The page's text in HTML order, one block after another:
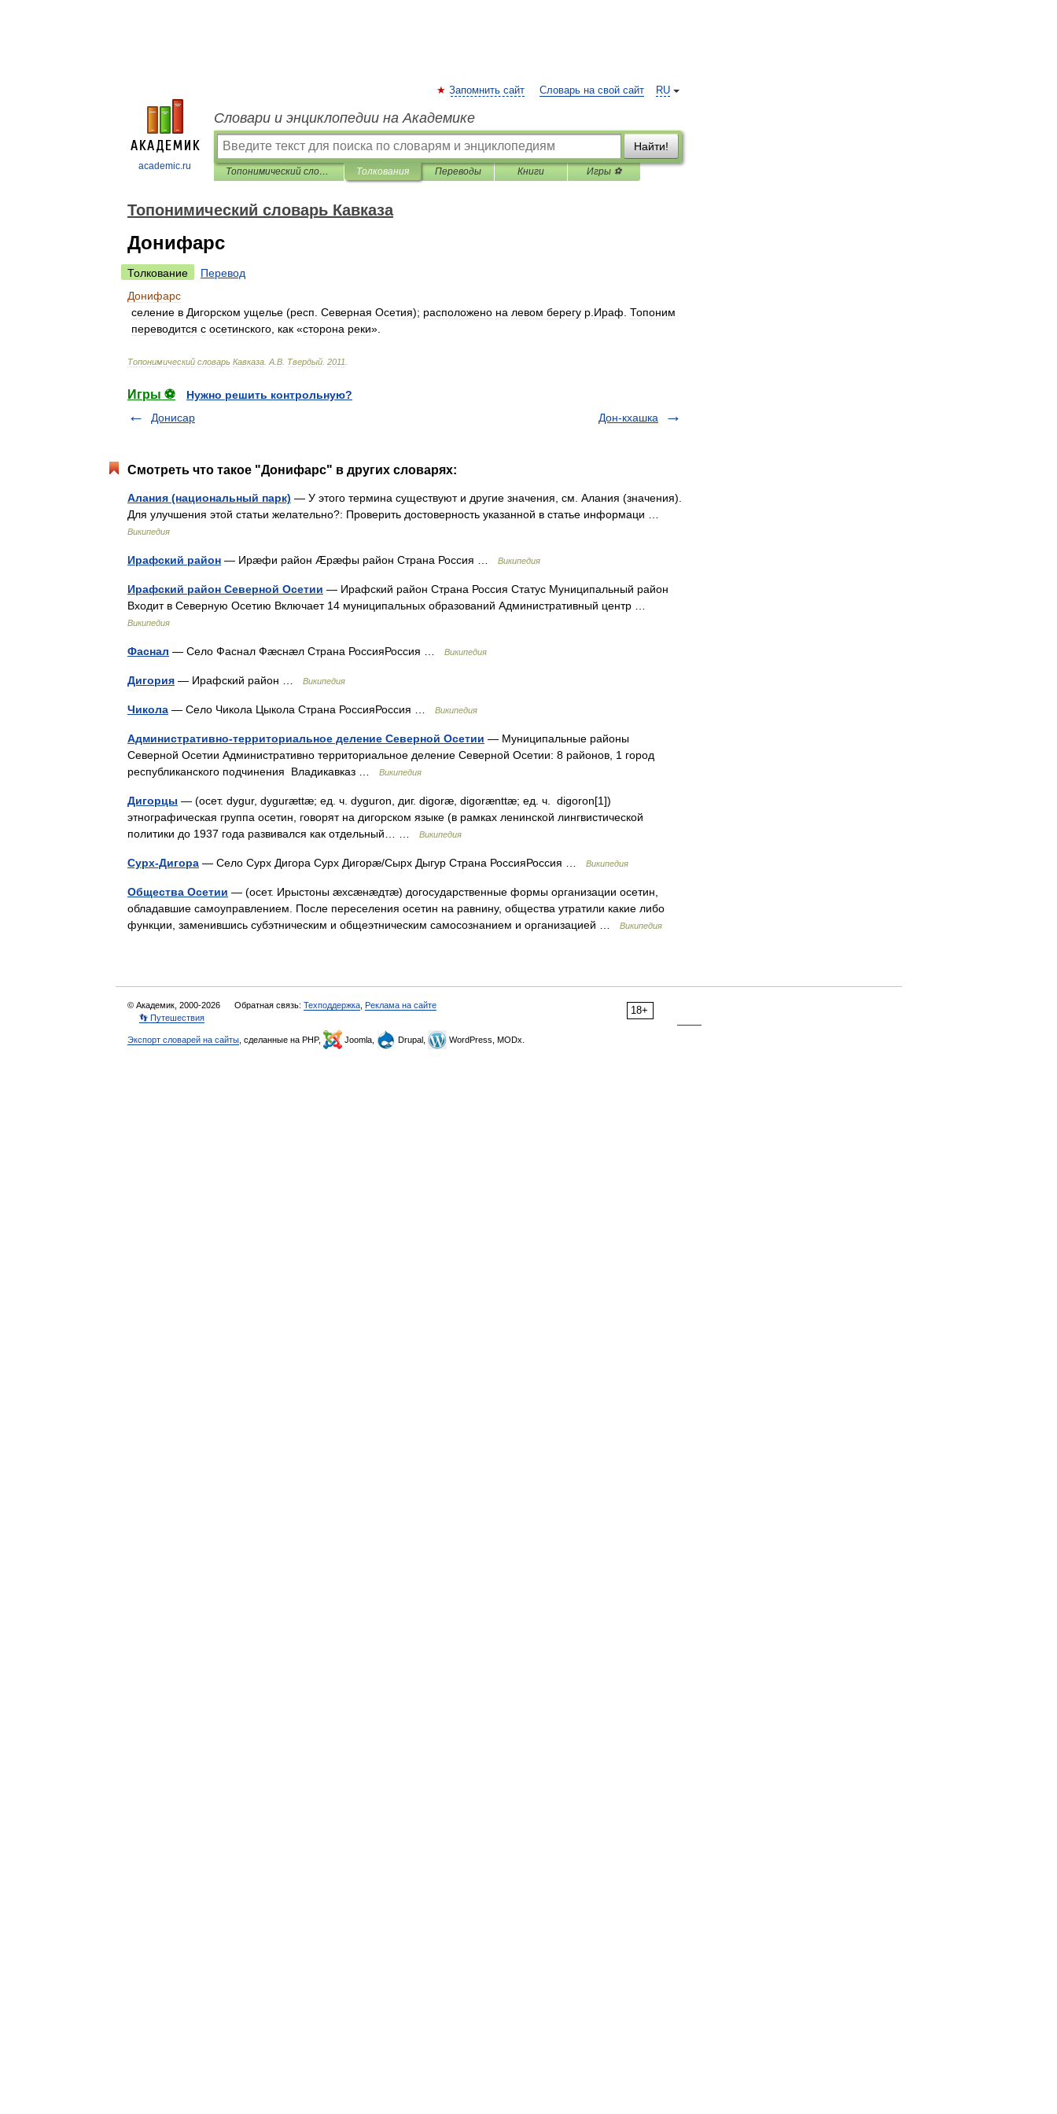
academic.ru
RU
Запомнить сайт Словарь на свой сайт
Словари и энциклопедии на Академике
Найти!
Топонимический словарь Кавказа Толкования Переводы Книги Игры ⚽
Топонимический словарь Кавказа
Донифарс
Толкование
Перевод
Донифарс
селение в Дигорском ущелье (респ Северная Осетия); расположено на левом берегу р Ираф Топоним
переводится с осетинского как «сторона реки».
Топонимический словарь Кавказа А В Твердый 2011
Игры ⚽
Нужно решить контрольную?
Донисар
Дон-кхашка
Смотреть что такое "Донифарс" в других словарях:
Алания (национальный парк) — У этого термина существуют и другие значения, см. Алания (значения).
Для улучшения этой статьи желательно?: Проверить достоверность указанной в статье информаци …
Википедия
Ирафский район — Ирæфи район Æрæфы район Страна Россия … Википедия
Ирафский район Северной Осетии — Ирафский район Страна Россия Статус Муниципальный район
Входит в Северную Осетию Включает 14 муниципальных образований Административный центр …
Википедия
Фаснал — Село Фаснал Фæснæл Страна РоссияРоссия … Википедия
Дигория — Ирафский район … Википедия
Чикола — Село Чикола Цыкола Страна РоссияРоссия … Википедия
Административно-территориальное деление Северной Осетии — Муниципальные районы
Северной Осетии Административно территориальное деление Северной Осетии: 8 районов, 1 город
республиканского подчинения Владикавказ …
Википедия
Дигорцы — (осет. dygur, dygurættæ; ед. ч. dyguron, диг. digoræ, digorænttæ; ед. ч. digoron[1])
этнографическая группа осетин, говорят на дигорском языке (в рамках ленинской лингвистической
политики до 1937 года развивался как отдельный… …
Википедия
Сурх-Дигора — Село Сурх Дигора Сурх Дигорæ/Сырх Дыгур Страна РоссияРоссия … Википедия
Общества Осетии — (осет. Ирыстоны æхсæнæдтæ) догосударственные формы организации осетин,
обладавшие самоуправлением. После переселения осетин на равнину, общества утратили какие либо
функции, заменившись субэтническим и общеэтническим самосознанием и организацией …
Википедия
18+
© Академик, 2000-2026 Обратная связь: Техподдержка Реклама на сайте
👣 Путешествия
Экспорт словарей на сайты , сделанные на PHP, Joomla, Drupal, WordPress, MODx.